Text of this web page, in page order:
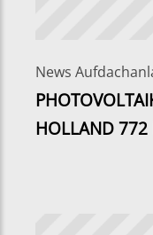
News
HOLLAND 772